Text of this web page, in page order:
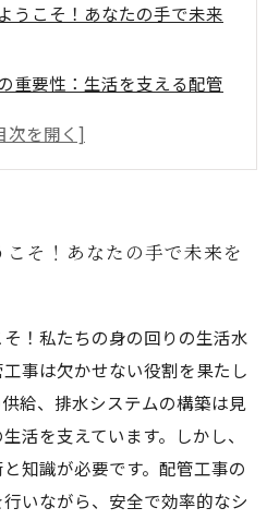
うこそ！あなたの手で未来
重要性：生活を支える配管
ムワーク：配管工事の醍醐
やりがい：仕事の魅力を探
える仕事としての配管工事
み出そう！あなたも配管工
そ！あなたの手で未来を
！私たちの身の回りの生活水
事は欠かせない役割を果たし
給、排水システムの構築は見
活を支えています。しかし、
知識が必要です。配管工事の
いながら、安全で効率的なシ